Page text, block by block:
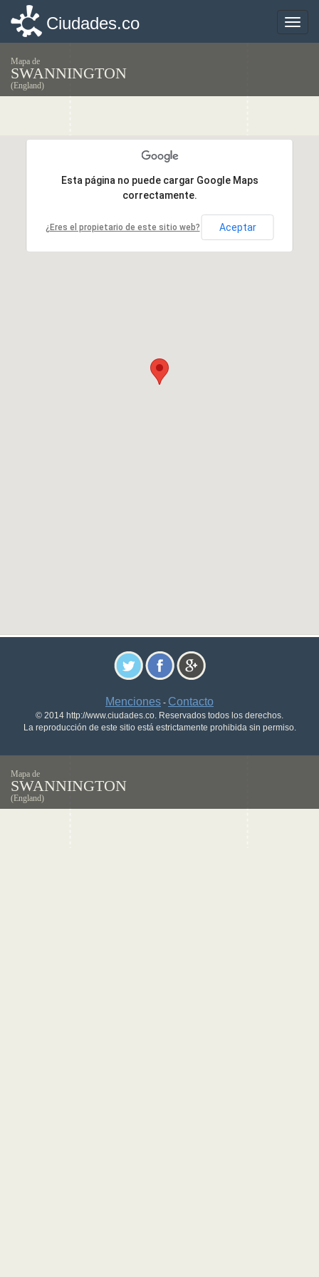
Toggle
Ciudades.co
Mapa de
SWANNINGTON
(England)
Esta página no puede cargar Google Maps
correctamente.
¿Eres el propietario de este sitio web? Aceptar
Esta página no puede cargar Google Maps
correctamente.
¿Eres el propietario de este sitio web? Aceptar
Menciones - Contacto
© 2014 http://www.ciudades.co. Reservados todos los derechos.
La reproducción de este sitio está estrictamente prohibida sin permiso.
Toggle
Ciudades.co
Mapa de
SWANNINGTON
(England)